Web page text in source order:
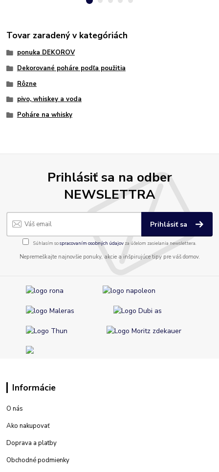
Tovar zaradený v kategóriách
ponuka DEKOROV
Dekorované poháre podľa použitia
Rôzne
pivo, whiskey a voda
Poháre na whisky
Prihlásiť sa na odber
NEWSLETTRA
Prihlásiť sa
Súhlasím sospracovaním osobných údajov za účelom zasielania newslettera.
Nepremeškajte najnovšie ponuky, akcie a inšpirujúce tipy pre váš domov.
Informácie
O nás
Ako nakupovať
Doprava a platby
Obchodné podmienky